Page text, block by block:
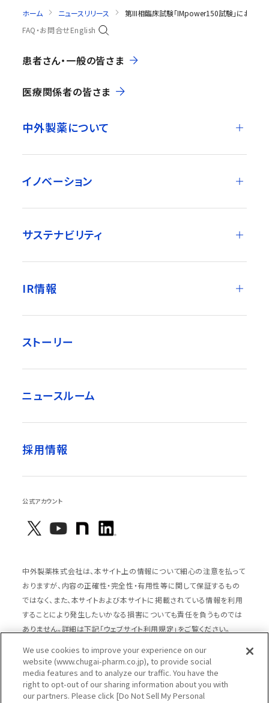
ホーム ニュースリリース
第III相臨床試験「IMpower150試験」において
FAQ・お問合せEnglish
患者さん・一般の皆さま
医療関係者の皆さま
中外製薬について
イノベーション
サステナビリティ
IR情報
ストーリー
ニュースルーム
採用情報
公式アカウント
中外製薬株式会社は、本サイト上の情報について細心の注意を払って
おりますが、内容の正確性・完全性・有用性等に関して保証するもの
ではなく、また、本サイトおよび本サイトに掲載されている情報を利用
することにより発生したいかなる損害についても責任を負うものでは
ありません。詳細は下記「ウェブサイト利用規定」をご覧ください。
サイトマップ
ウェブサイト利用規定
個人情報の取扱いのご案内
ソーシャルメディアポリシー
We use cookies to improve your experience on our
website (www.chugai-pharm.co.jp), to provide social
media features and to analyze our traffic. You have the
right to opt-out of our sharing information about you with
our partners. Please click [Do Not Sell My Personal